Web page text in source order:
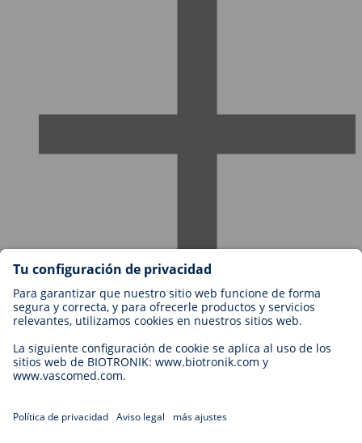
Empleos en BIOTRONIK
Niveles profesionales
Aplicación
Oportunidad profesional